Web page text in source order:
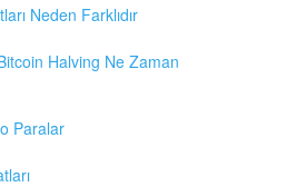
Neden Farklıdır
Halving Ne Zaman
Paralar